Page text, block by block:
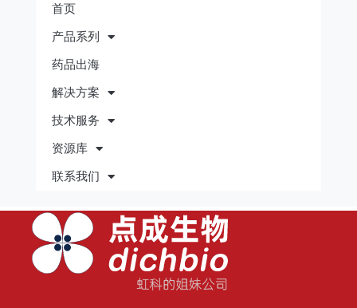
首页
产品系列
药品出海
解决方案
技术服务
资源库
联系我们